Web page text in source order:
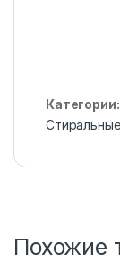
Похожие